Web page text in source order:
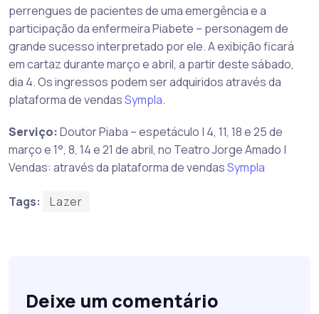
perrengues de pacientes de uma emergência e a
participação da enfermeira Piabete – personagem de
grande sucesso interpretado por ele. A exibição ficará
em cartaz durante março e abril, a partir deste sábado,
dia 4. Os ingressos podem ser adquiridos através da
plataforma de vendasSympla.
Serviço:Doutor Piaba – espetáculo | 4, 11, 18 e 25 de
março e 1°, 8, 14 e 21 de abril, no Teatro Jorge Amado |
Vendas: através da plataforma de vendasSympla
Tags: Lazer
Deixe um comentário